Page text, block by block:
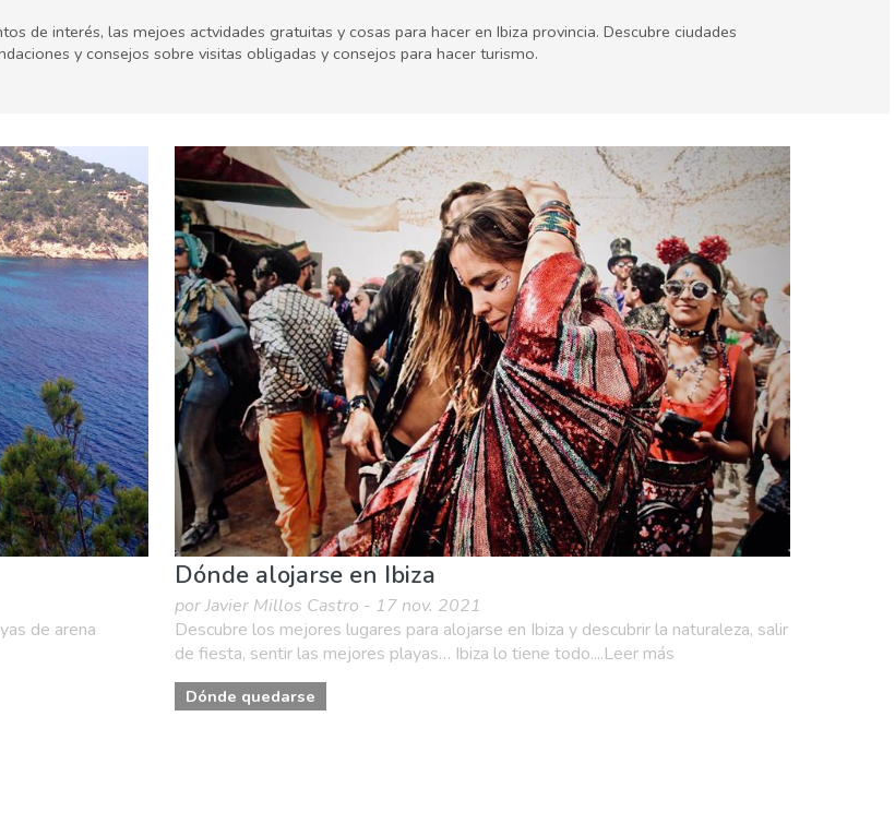
de interés, las mejoes actvidades gratuitas y cosas para hacer en Ibiza provincia. Descubre ciudades
y consejos sobre visitas obligadas y consejos para hacer turismo.
de arena
Dónde alojarse en Ibiza
por Javier Millos Castro - 17 nov. 2021
Descubre los mejores lugares para alojarse en Ibiza y descubrir la naturaleza, salir
de fiesta, sentir las mejores playas… Ibiza lo tiene todo....Leer más
Dónde quedarse